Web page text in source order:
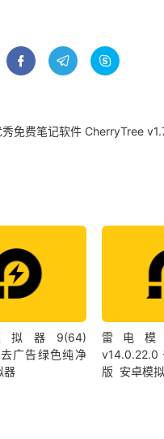
  
秀免费笔记软件 CherryTree
器9(64)
广告绿色纯净
器
雷电模
v14.0.22.0
版 安卓模